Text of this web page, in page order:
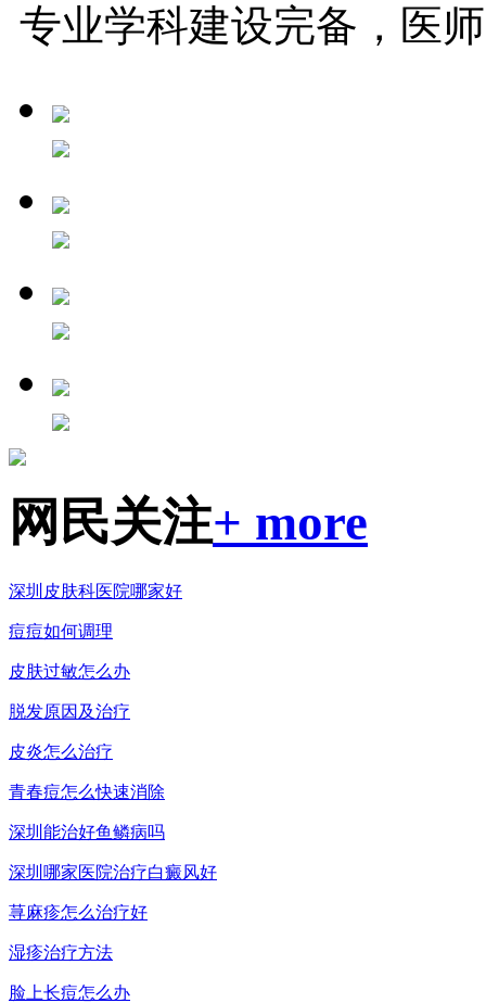
专业学科建设完备，医
网民关注+ more
深圳皮肤科医院哪家好
痘痘如何调理
皮肤过敏怎么办
脱发原因及治疗
皮炎怎么治疗
青春痘怎么快速消除
深圳能治好鱼鳞病吗
深圳哪家医院治疗白癜风好
荨麻疹怎么治疗好
湿疹治疗方法
脸上长痘怎么办